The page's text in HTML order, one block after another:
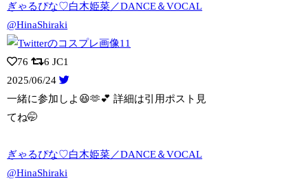
ぎゃるぴな♡白木姫菜／DANCE＆VOCAL
@HinaShiraki
76 6 JC1
2025/06/24
一緒に参加しよ😆🫶💕︎︎ 詳細は引用ポスト見
てね🤭
ぎゃるぴな♡白木姫菜／DANCE＆VOCAL
@HinaShiraki